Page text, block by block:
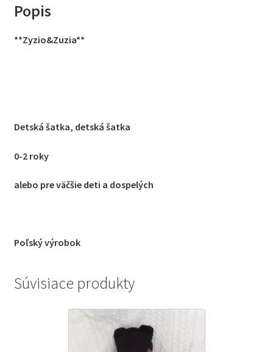
Popis
**Zyzio&Zuzia**
Detská šatka, detská šatka
0-2 roky
alebo pre väčšie deti a dospelých
Poľský výrobok
Súvisiace produkty